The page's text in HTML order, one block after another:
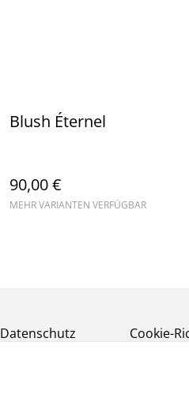
Blush Éternel
90,00 €
MEHR VARIANTEN VERFÜGBAR
Datenschutz Cookie-